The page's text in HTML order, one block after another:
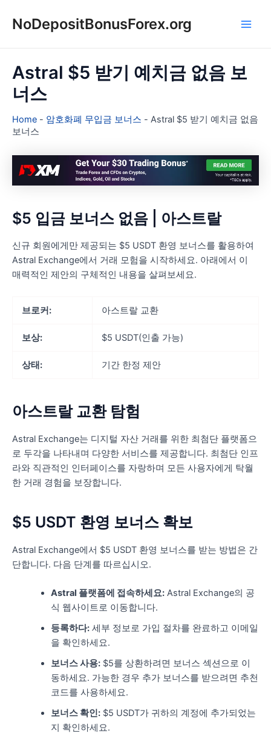
NoDepositBonusForex.org
Astral $5 받기 예치금 없음 보
너스
Home - 암호화폐 무입금 보너스 - Astral $5 받기 예치금 없음
보너스
$5 입금 보너스 없음 | 아스트랄
신규 회원에게만 제공되는 $5 USDT 환영 보너스를 활용하여
Astral Exchange에서 거래 모험을 시작하세요. 아래에서 이
매력적인 제안의 구체적인 내용을 살펴보세요.
브로커: 아스트랄 교환
보상: $5 USDT(인출 가능)
상태: 기간 한정 제안
아스트랄 교환 탐험
Astral Exchange는 디지털 자산 거래를 위한 최첨단 플랫폼으
로 두각을 나타내며 다양한 서비스를 제공합니다. 최첨단 인프
라와 직관적인 인터페이스를 자랑하며 모든 사용자에게 탁월
한 거래 경험을 보장합니다.
$5 USDT 환영 보너스 확보
Astral Exchange에서 $5 USDT 환영 보너스를 받는 방법은 간
단합니다. 다음 단계를 따르십시오.
Astral 플랫폼에 접속하세요:Astral Exchange의 공
식 웹사이트로 이동합니다.
등록하다:세부 정보로 가입 절차를 완료하고 이메일
을 확인하세요.
보너스 사용:$5를 상환하려면 보너스 섹션으로 이
동하세요. 가능한 경우 추가 보너스를 받으려면 추천
코드를 사용하세요.
보너스 확인:$5 USDT가 귀하의 계정에 추가되었는
지 확인하세요.